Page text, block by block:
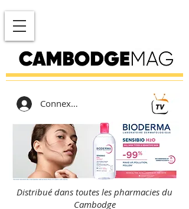
Connexion
Distribué dans toutes les pharmacies du
Cambodge